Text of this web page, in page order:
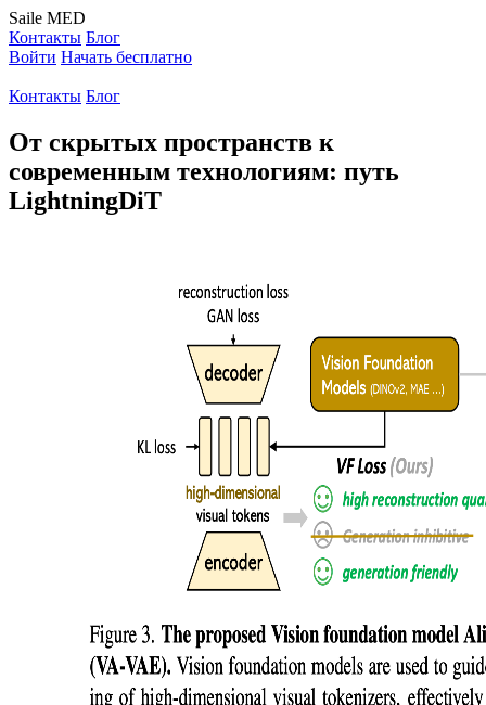
Saile MED
Контакты Блог
Войти Начать бесплатно
Контакты Блог
От скрытых пространств к
современным технологиям: путь
LightningDiT